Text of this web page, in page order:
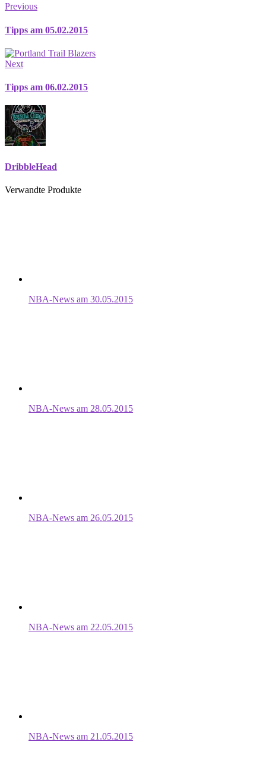
Previous
Tipps am 05.02.2015
Next
Tipps am 06.02.2015
DribbleHead
Verwandte Produkte
NBA-News am 30.05.2015
NBA-News am 28.05.2015
NBA-News am 26.05.2015
NBA-News am 22.05.2015
NBA-News am 21.05.2015